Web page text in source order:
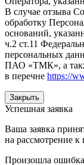
В случае отзыва
обработку
оснований,
ч.2 ст.11
персональных
ПАО «ТМК», а
в перечне https://
Закрыть
Успешная заявка
Ваша заявка
на рассмотрение
Произошла ошибка